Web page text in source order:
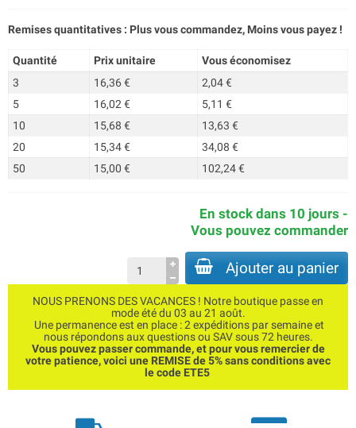
Remises quantitatives : Plus vous commandez, Moins vous payez !
Quantité Prix unitaire
Vous économisez
3
16,36 €
2,04 €
5
16,02 €
5,11 €
10
15,68 €
13,63 €
20
15,34 €
34,08 €
50
15,00 € 102,24 €
En stock dans 10 jours -
Vous pouvez commander
Ajouter au panier
NOUS PRENONS DES VACANCES ! Notre boutique passe en
mode été du 03 au 21 août.
Une permanence est en place : 2 expéditions par semaine et
nous répondons aux questions ou SAV sous 72 heures.
Vous pouvez passer commande, et pour vous remercier de
votre patience, voici une REMISE de 5% sans conditions avec
le code ETE5